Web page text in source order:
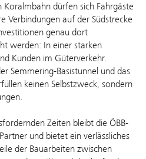
dürfen sich Fahrgäste
Verbindungen auf der Südstrecke
genau dort
werden: In einer starken
Kunden im Güterverkehr.
Semmering-Basistunnel und das
keinen Selbstzweck, sondern
Zeiten bleibt die ÖBB-
und bietet ein verlässliches
der Bauarbeiten zwischen